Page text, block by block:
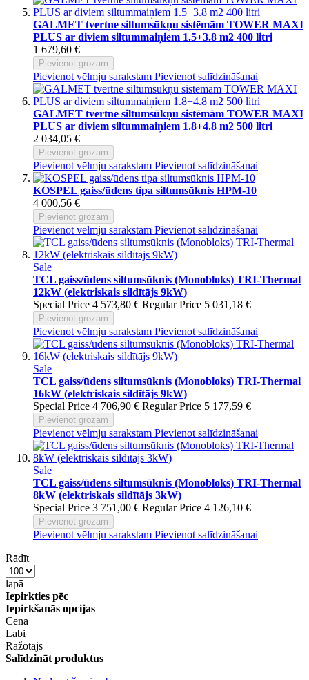
GALMET tvertne siltumsūkņu sistēmām TOWER MAXI
PLUS ar diviem siltummaiņiem 1.5+3.8 m2 400 litri
1 679,60 €
Pievienot grozam
Pievienot vēlmju sarakstam Pievienot salīdzināšanai
GALMET tvertne siltumsūkņu sistēmām TOWER MAXI
PLUS ar diviem siltummaiņiem 1.8+4.8 m2 500 litri
2 034,05 €
Pievienot grozam
Pievienot vēlmju sarakstam Pievienot salīdzināšanai
KOSPEL gaiss/ūdens tipa siltumsūknis HPM-10
4 000,56 €
Pievienot grozam
Pievienot vēlmju sarakstam Pievienot salīdzināšanai
Sale
TCL gaiss/ūdens siltumsūknis (Monobloks) TRI-Thermal
12kW (elektriskais sildītājs 9kW)
Special Price 4 573,80 € Regular Price 5 031,18 €
Pievienot grozam
Pievienot vēlmju sarakstam Pievienot salīdzināšanai
Sale
TCL gaiss/ūdens siltumsūknis (Monobloks) TRI-Thermal
16kW (elektriskais sildītājs 9kW)
Special Price 4 706,90 € Regular Price 5 177,59 €
Pievienot grozam
Pievienot vēlmju sarakstam Pievienot salīdzināšanai
Sale
TCL gaiss/ūdens siltumsūknis (Monobloks) TRI-Thermal
8kW (elektriskais sildītājs 3kW)
Special Price 3 751,00 € Regular Price 4 126,10 €
Pievienot grozam
Pievienot vēlmju sarakstam Pievienot salīdzināšanai
Rādīt
lapā
Iepirkties pēc
Iepirkšanās opcijas
Cena
Labi
Ražotājs
Salīdzināt produktus